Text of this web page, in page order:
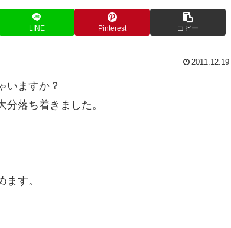
LINE Pinterest コピー
2011.12.19
いますか？
落ち着きました。
す。